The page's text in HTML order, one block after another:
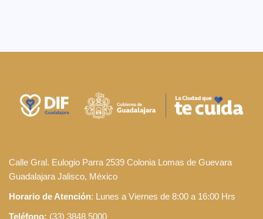
Calle Gral. Eulogio Parra 2539 Colonia Lomas de Guevara
Guadalajara Jalisco, México
Horario de Atención: Lunes a Viernes de 8:00 a 16:00 Hrs
Teléfono: (33) 3848 5000